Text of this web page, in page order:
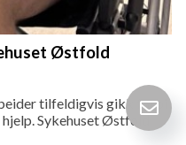
Østfold
tilfeldigvis gikk forbi
Sykehuset Østfold